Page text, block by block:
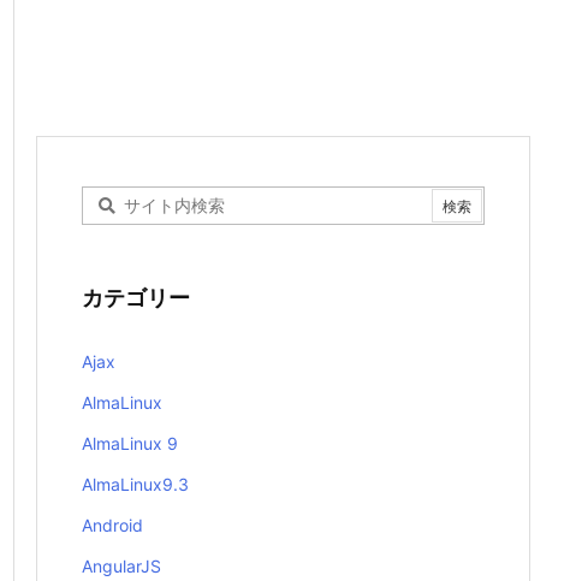
カテゴリー
Ajax
AlmaLinux
AlmaLinux 9
AlmaLinux9.3
Android
AngularJS